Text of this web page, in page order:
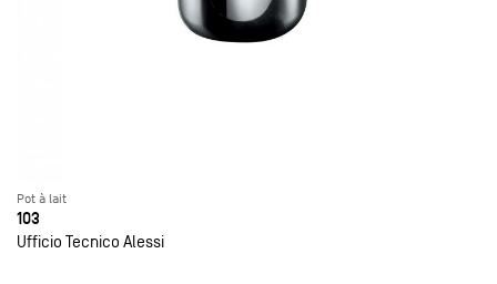
Pot à lait
103
Ufficio Tecnico Alessi